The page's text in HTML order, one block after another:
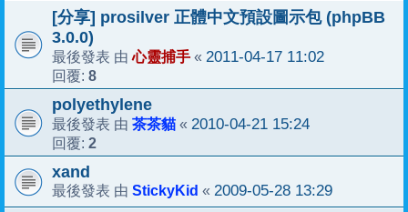
[分享] prosilver 正體中文預設圖示包 (phpBB
3.0.0)
最後發表 由心靈捕手 « 2011-04-17 11:02
回覆: 8
polyethylene
最後發表 由 茶茶貓 « 2010-04-21 15:24
回覆: 2
xand
最後發表 由 StickyKid « 2009-05-28 13:29